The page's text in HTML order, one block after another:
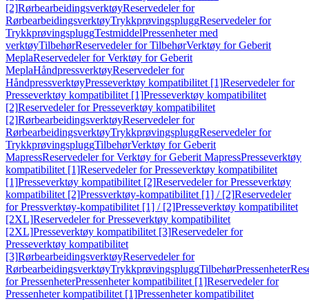
[2]RørbearbeidingsverktøyReservedeler for
RørbearbeidingsverktøyTrykkprøvingspluggReservedeler for
TrykkprøvingspluggTestmiddelPressenheter med
verktøyTilbehørReservedeler for TilbehørVerktøy for Geberit
MeplaReservedeler for Verktøy for Geberit
MeplaHåndpressverktøyReservedeler for
HåndpressverktøyPresseverktøy kompatibilitet [1]Reservedeler for
Presseverktøy kompatibilitet [1]Presseverktøy kompatibilitet
[2]Reservedeler for Presseverktøy kompatibilitet
[2]RørbearbeidingsverktøyReservedeler for
RørbearbeidingsverktøyTrykkprøvingspluggReservedeler for
TrykkprøvingspluggTilbehørVerktøy for Geberit
MapressReservedeler for Verktøy for Geberit MapressPresseverktøy
kompatibilitet [1]Reservedeler for Presseverktøy kompatibilitet
[1]Presseverktøy kompatibilitet [2]Reservedeler for Presseverktøy
kompatibilitet [2]Pressverktøy-kompatibilitet [1] / [2]Reservedeler
for Pressverktøy-kompatibilitet [1] / [2]Presseverktøy kompatibilitet
[2XL]Reservedeler for Presseverktøy kompatibilitet
[2XL]Presseverktøy kompatibilitet [3]Reservedeler for
Presseverktøy kompatibilitet
[3]RørbearbeidingsverktøyReservedeler for
RørbearbeidingsverktøyTrykkprøvingspluggTilbehørPressenheter
for PressenheterPressenheter kompatibilitet [1]Reservedeler for
Pressenheter kompatibilitet [1]Pressenheter kompatibilitet